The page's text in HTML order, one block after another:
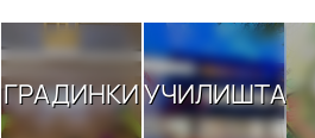
ГРАДИНКИУЧИЛИШТА